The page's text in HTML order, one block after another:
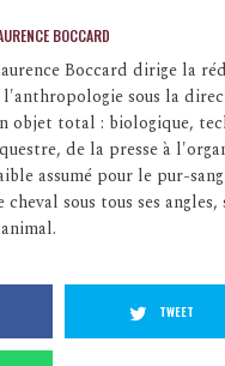
BOCCARD
Boccard dirige la
l'anthropologie sous la
objet total : biologique,
de la presse à
assumé pour le pur-
cheval sous tous ses
TWEET